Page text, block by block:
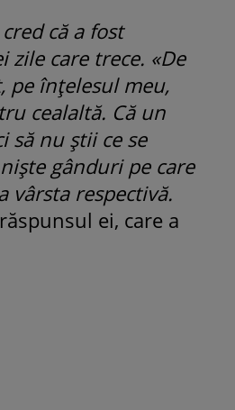
că a fost
zile care trece. «De
pe înțelesul meu,
cealaltă. Că un
să nu știi ce se
gânduri pe care
vârsta respectivă.
ei, care a